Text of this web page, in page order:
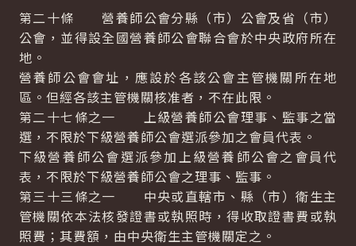
第二十條 營養師公會分縣（市）公會及省（市）
公會，並得設全國營養師公會聯合會於中央政府所在
地。
營養師公會會址，應設於各該公會主管機關所在地
區。但經各該主管機關核准者，不在此限。
第二十七條之一 上級營養師公會理事、監事之當
選，不限於下級營養師公會選派參加之會員代表。
下級營養師公會選派參加上級營養師公會之會員代
表，不限於下級營養師公會之理事、監事。
第三十三條之一 中央或直轄市、縣（市）衛生主
管機關依本法核發證書或執照時，得收取證書費或執
照費；其費額，由中央衛生主管機關定之。